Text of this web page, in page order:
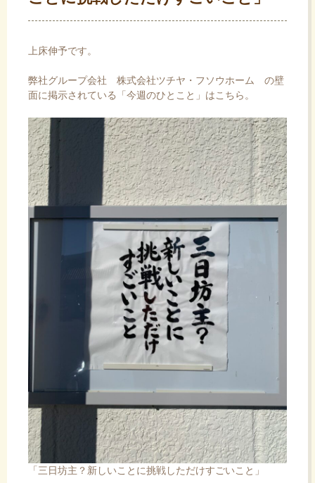
上床伸予です。
弊社グループ会社 株式会社ツチヤ・フソウホーム
の壁
面に掲示されている「今週のひとこと」はこちら。
「三日坊主？新しいことに挑戦しただけすごいこと」